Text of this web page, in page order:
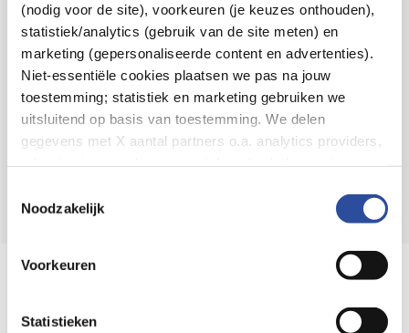
(nodig voor de site), voorkeuren (je keuzes onthouden),
statistiek/analytics (gebruik van de site meten) en
marketing (gepersonaliseerde content en advertenties).
Niet-essentiële cookies plaatsen we pas na jouw
toestemming; statistiek en marketing gebruiken we
uitsluitend op basis van toestemming. We delen
gegevens met X aantal partners o.a. analytics providers,
en de bewaartermijnen per categorie. Je kunt je keuze op
gegevensverwerking staat in de
Privacyverklaring
Noodzakelijk
Voorkeuren
Statistieken
Over DA
Klantenservice
Assortiment
VolgDAop:
Online aanbieder medicijnen
webshop mag verkopen.